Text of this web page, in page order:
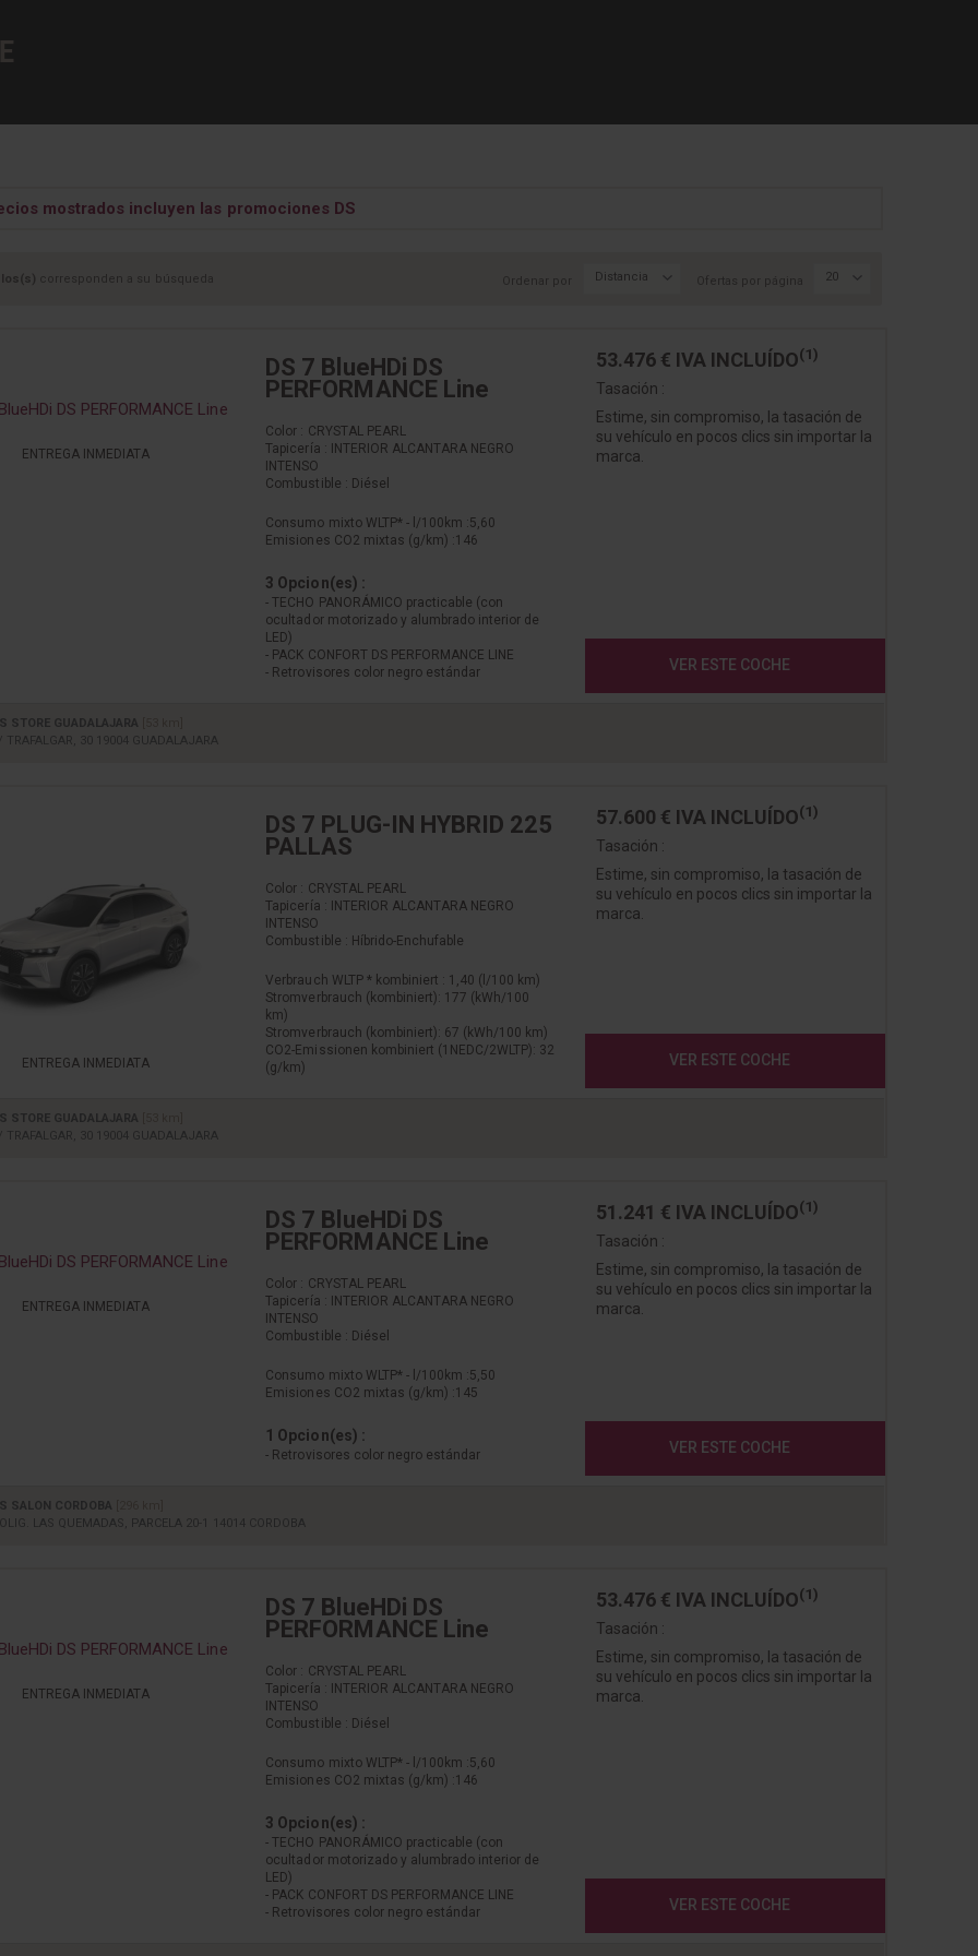
mostrados incluyen las promociones DS
corresponden a su búsqueda Ordenar por Distancia Ofertas por página 20
ENTREGA INMEDIATA
DS 7 BlueHDi DS
PERFORMANCE Line
Color : CRYSTAL PEARL
Tapicería : INTERIOR ALCANTARA NEGRO
INTENSO
Combustible : Diésel
Consumo mixto WLTP* - l/100km :5,60
Emisiones CO2 mixtas (g/km) :146
3 Opcion(es) :
- TECHO PANORÁMICO practicable (con
ocultador motorizado y alumbrado interior de
LED)
- PACK CONFORT DS PERFORMANCE LINE
- Retrovisores color negro estándar
53.476 € IVA INCLUÍDO(1)
Tasación :
Estime, sin compromiso, la tasación de
su vehículo en pocos clics sin importar la
marca.
VER ESTE COCHE
STORE GUADALAJARA
TRAFALGAR, 30 19004 GUADALAJARA
ENTREGA INMEDIATA
DS 7 PLUG-IN HYBRID 225
PALLAS
Color : CRYSTAL PEARL
Tapicería : INTERIOR ALCANTARA NEGRO
INTENSO
Combustible : Híbrido-Enchufable
Verbrauch WLTP * kombiniert : 1,40 (l/100 km)
Stromverbrauch (kombiniert): 177 (kWh/100
km)
Stromverbrauch (kombiniert): 67 (kWh/100 km)
CO2-Emissionen kombiniert (1NEDC/2WLTP): 32
(g/km)
57.600 € IVA INCLUÍDO(1)
Tasación :
Estime, sin compromiso, la tasación de
su vehículo en pocos clics sin importar la
marca.
VER ESTE COCHE
STORE GUADALAJARA
TRAFALGAR, 30 19004 GUADALAJARA
ENTREGA INMEDIATA
DS 7 BlueHDi DS
PERFORMANCE Line
Color : CRYSTAL PEARL
Tapicería : INTERIOR ALCANTARA NEGRO
INTENSO
Combustible : Diésel
Consumo mixto WLTP* - l/100km :5,50
Emisiones CO2 mixtas (g/km) :145
1 Opcion(es) :
- Retrovisores color negro estándar
51.241 € IVA INCLUÍDO(1)
Tasación :
Estime, sin compromiso, la tasación de
su vehículo en pocos clics sin importar la
marca.
VER ESTE COCHE
SALON CORDOBA
LAS QUEMADAS, PARCELA 20-1 14014 CORDOBA
ENTREGA INMEDIATA
DS 7 BlueHDi DS
PERFORMANCE Line
Color : CRYSTAL PEARL
Tapicería : INTERIOR ALCANTARA NEGRO
INTENSO
Combustible : Diésel
Consumo mixto WLTP* - l/100km :5,60
Emisiones CO2 mixtas (g/km) :146
3 Opcion(es) :
- TECHO PANORÁMICO practicable (con
ocultador motorizado y alumbrado interior de
LED)
- PACK CONFORT DS PERFORMANCE LINE
- Retrovisores color negro estándar
53.476 € IVA INCLUÍDO(1)
Tasación :
Estime, sin compromiso, la tasación de
su vehículo en pocos clics sin importar la
marca.
VER ESTE COCHE